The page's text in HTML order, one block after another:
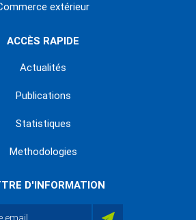
extérieur
ACCÈS RAPIDE
Actualités
Publications
Statistiques
Methodologies
D'INFORMATION